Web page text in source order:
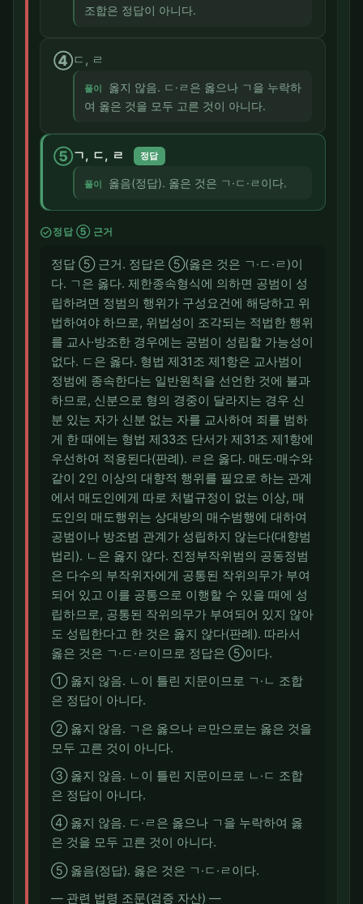
조합은 정답이 아니다.
④ㄷ, ㄹ
풀이
옳지 않음. ㄷ·ㄹ은 옳으나 ㄱ을 누락하
여 옳은 것을 모두 고른 것이 아니다.
⑤ㄱ, ㄷ, ㄹ 정답
풀이 옳음(정답). 옳은 것은 ㄱ·ㄷ·ㄹ이다.
check_circle정답 ⑤ 근거
정답 ⑤ 근거. 정답은 ⑤(옳은 것은 ㄱ·ㄷ·ㄹ)이
다. ㄱ은 옳다. 제한종속형식에 의하면 공범이 성
립하려면 정범의 행위가 구성요건에 해당하고 위
법하여야 하므로, 위법성이 조각되는 적법한 행위
를 교사·방조한 경우에는 공범이 성립할 가능성이
없다. ㄷ은 옳다. 형법 제31조 제1항은 교사범이
정범에 종속한다는 일반원칙을 선언한 것에 불과
하므로, 신분으로 형의 경중이 달라지는 경우 신
분 있는 자가 신분 없는 자를 교사하여 죄를 범하
게 한 때에는 형법 제33조 단서가 제31조 제1항에
우선하여 적용된다(판례). ㄹ은 옳다. 매도·매수와
같이 2인 이상의 대향적 행위를 필요로 하는 관계
에서 매도인에게 따로 처벌규정이 없는 이상, 매
도인의 매도행위는 상대방의 매수범행에 대하여
공범이나 방조범 관계가 성립하지 않는다(대향범
법리). ㄴ은 옳지 않다. 진정부작위범의 공동정범
은 다수의 부작위자에게 공통된 작위의무가 부여
되어 있고 이를 공통으로 이행할 수 있을 때에 성
립하므로, 공통된 작위의무가 부여되어 있지 않아
도 성립한다고 한 것은 옳지 않다(판례). 따라서
옳은 것은 ㄱ·ㄷ·ㄹ이므로 정답은 ⑤이다.
① 옳지 않음. ㄴ이 틀린 지문이므로 ㄱ·ㄴ 조합
은 정답이 아니다.
② 옳지 않음. ㄱ은 옳으나 ㄹ만으로는 옳은 것을
모두 고른 것이 아니다.
③ 옳지 않음. ㄴ이 틀린 지문이므로 ㄴ·ㄷ 조합
은 정답이 아니다.
④ 옳지 않음. ㄷ·ㄹ은 옳으나 ㄱ을 누락하여 옳
은 것을 모두 고른 것이 아니다.
⑤ 옳음(정답). 옳은 것은 ㄱ·ㄷ·ㄹ이다.
― 관련 법령 조문(검증 자산) ―